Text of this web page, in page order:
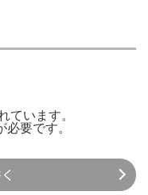
ています。
必要です。